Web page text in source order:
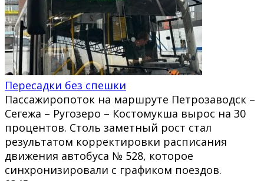
Пересадки без спешки
Пассажиропоток на маршруте Петрозаводск –
Сегежа – Ругозеро – Костомукша вырос на 30
процентов. Столь заметный рост стал
результатом корректировки расписания
движения автобуса № 528, которое
синхронизировали с графиком поездов.